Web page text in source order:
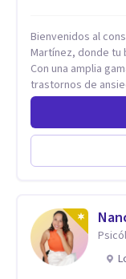
Bienvenidos al
Martínez, donde tu
Con una amplia
trastornos de
emocionales,
tratamiento para
consultorio,
tratamientos
específicas:
para ayudarte a
Individual, de
seres queridos
dinámica familiar.